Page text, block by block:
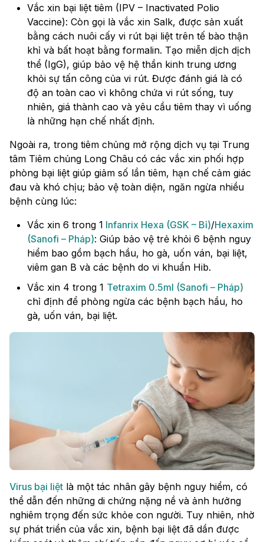
Vắc xin bại liệt tiêm (IPV – Inactivated Polio
Vaccine): Còn gọi là vắc xin Salk, được sản xuất
bằng cách nuôi cấy vi rút bại liệt trên tế bào thận
khỉ và bất hoạt bằng formalin. Tạo miễn dịch dịch
thể (IgG), giúp bảo vệ hệ thần kinh trung ương
khỏi sự tấn công của vi rút. Được đánh giá là có
độ an toàn cao vì không chứa vi rút sống, tuy
nhiên, giá thành cao và yêu cầu tiêm thay vì uống
là những hạn chế nhất định.
Ngoài ra, trong tiêm chủng mở rộng dịch vụ tại Trung
tâm Tiêm chủng Long Châu có các vắc xin phối hợp
phòng bại liệt giúp giảm số lần tiêm, hạn chế cảm giác
đau và khó chịu; bảo vệ toàn diện, ngăn ngừa nhiều
bệnh cùng lúc:
Vắc xin 6 trong 1 Infanrix Hexa (GSK – Bỉ)/Hexaxim
(Sanofi – Pháp): Giúp bảo vệ trẻ khỏi 6 bệnh nguy
hiểm bao gồm bạch hầu, ho gà, uốn ván, bại liệt,
viêm gan B và các bệnh do vi khuẩn Hib.
Vắc xin 4 trong 1 Tetraxim 0.5ml (Sanofi – Pháp)
chỉ định để phòng ngừa các bệnh bạch hầu, ho
gà, uốn ván, bại liệt.
Virus bại liệt là một tác nhân gây bệnh nguy hiểm, có
thể dẫn đến những di chứng nặng nề và ảnh hưởng
nghiêm trọng đến sức khỏe con người. Tuy nhiên, nhờ
sự phát triển của vắc xin, bệnh bại liệt đã dần được